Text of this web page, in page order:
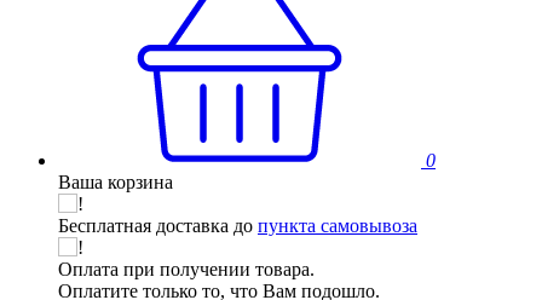
0
Ваша корзина
Бесплатная доставка до пункта самовывоза
Оплата при получении товара.
Оплатите только то, что Вам подошло.